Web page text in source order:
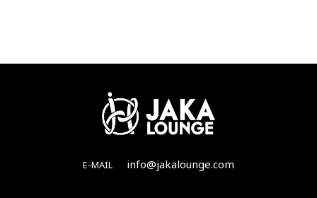
E-MAIL info@jakalounge.com